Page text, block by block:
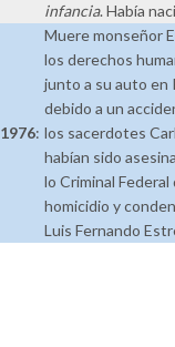
infancia. Había
1976:
Muere monseñor
los derechos
junto a su auto en
debido a un
los sacerdotes
habían sido
lo Criminal
homicidio y
Luis Fernando